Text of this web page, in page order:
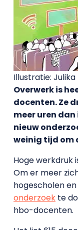
Illustratie: Julika
Overwerk is
docenten. Ze
meer uren
nieuw
weinig tijd om
Hoge werkdruk
Om er meer
hogescholen
onderzoekte
hbo-docenten.